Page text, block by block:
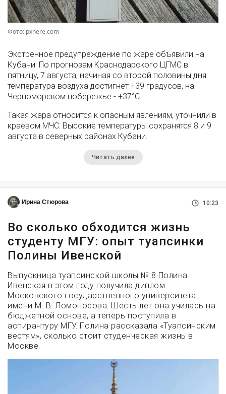
Фото: pxhere.com
Экстренное предупреждение по жаре объявили на
Кубани. По прогнозам Краснодарского ЦГМС в
пятницу, 7 августа, начиная со второй половины дня
температура воздуха достигнет +39 градусов, на
Черноморском побережье - +37°­С.
Такая жара относится к опасным явлениям, уточнили в
краевом МЧС. Высокие температуры сохранятся 8 и 9
августа в северных районах Кубани.
Читать далее
Ирина Стюрова 10:23
Во сколько обходится жизнь
студенту МГУ: опыт туапсинки
Полины Ивенской
Выпускница туапсинской школы № 8 Полина
Ивенская в этом году получила диплом
Московского государственного университета
имени М. В. Ломоносова. Шесть лет она училась на
бюджетной основе, а теперь поступила в
аспирантуру МГУ. Полина рассказала «Туапсинским
вестям», сколько стоит студенческая жизнь в
Москве.